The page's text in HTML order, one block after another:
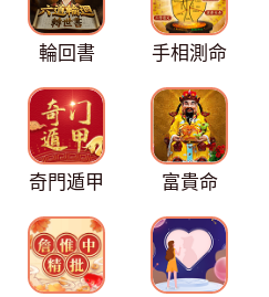
輪回書 手相測命
奇門遁甲 富貴命